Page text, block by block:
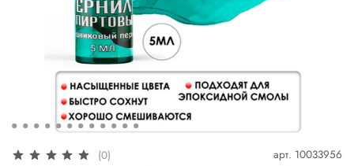
(0) арт. 10033956